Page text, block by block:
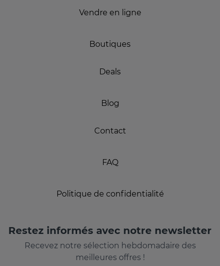
Vendre en ligne
Boutiques
Deals
Blog
Contact
FAQ
Politique de confidentialité
Restez informés avec notre newsletter
Recevez notre sélection hebdomadaire des
meilleures offres !